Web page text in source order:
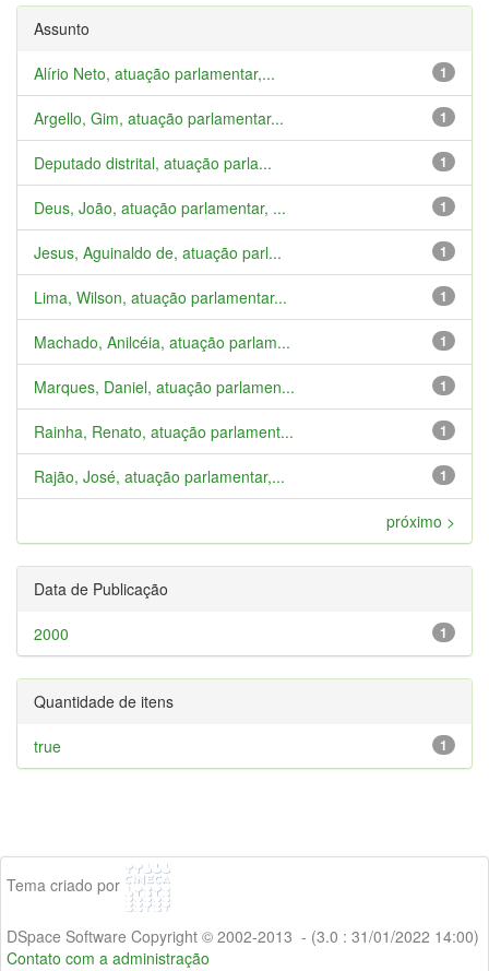
Assunto
1
Alírio Neto, atuação parlamentar,...
1
Argello, Gim, atuação parlamentar...
1
Deputado distrital, atuação parla...
1
Deus, João, atuação parlamentar, ...
1
Jesus, Aguinaldo de, atuação parl...
1
Lima, Wilson, atuação parlamentar...
1
Machado, Anilcéia, atuação parlam...
1
Marques, Daniel, atuação parlamen...
1
Rainha, Renato, atuação parlament...
1
Rajão, José, atuação parlamentar,...
próximo >
Data de Publicação
1
2000
Quantidade de itens
1
true
Tema criado por
DSpace Software Copyright © 2002-2013 - (3.0 : 31/01/2022 14:00)
Contato com a administração